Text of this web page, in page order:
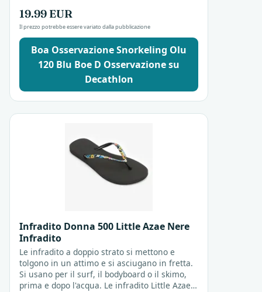
mentre ti lascia...
19.99 EUR
Il prezzo potrebbe essere variato dalla pubblicazione
Boa Osservazione Snorkeling Olu
120 Blu Boe D Osservazione su
Decathlon
Infradito Donna 500 Little Azae Nere
Infradito
Le infradito a doppio strato si mettono e
tolgono in un attimo e si asciugano in fretta.
Si usano per il surf, il bodyboard o il skimo,
prima e dopo l'acqua. Le infradito Little Azae